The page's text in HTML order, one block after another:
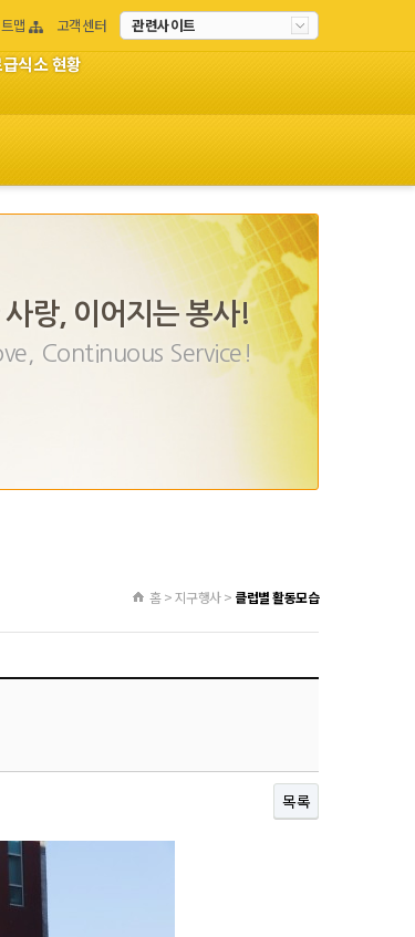
맵 고객센터 관련사이트
식소 현황
랑, 이어지는 봉사!
Continuous Service!
홈 > 지구행사 > 클럽별 활동모습
목록